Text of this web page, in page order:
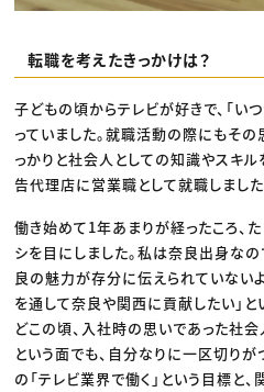
転職を考えたきっかけは？
子どもの頃からテレビが好きで、「い
っていました。就職活動の際にもその
っかりと社会人としての知識やスキ
告代理店に営業職として就職しました
働き始めて1年あまりが経ったころ、
シを目にしました。私は奈良出身なの
良の魅力が存分に伝えられていないよ
を通して奈良や関西に貢献したい」と
どこの頃、入社時の思いであった社
という面でも、自分なりに一区切りが
の「テレビ業界で働く」という目標と